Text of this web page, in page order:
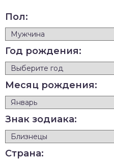
Пол:
Год рождения:
Месяц рождения:
Знак зодиака:
Страна: